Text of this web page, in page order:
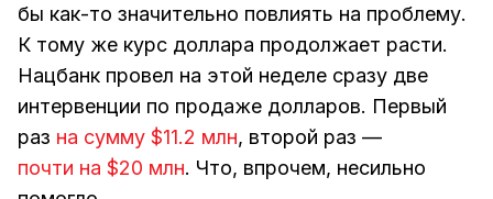
бы как-то значительно повлиять на проблему.
К тому же курс доллара продолжает расти.
Нацбанк провел на этой неделе сразу две
интервенции по продаже долларов. Первый
раз на сумму $11.2 млн, второй раз —
почти на $20 млн. Что, впрочем, несильно